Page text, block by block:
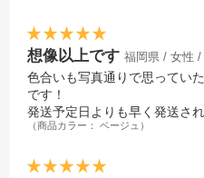
想像以上です 福岡県 / 女性 /
色合いも写真通りで思ってい
です！
発送予定日よりも早く発送さ
（商品カラー： ベージュ）